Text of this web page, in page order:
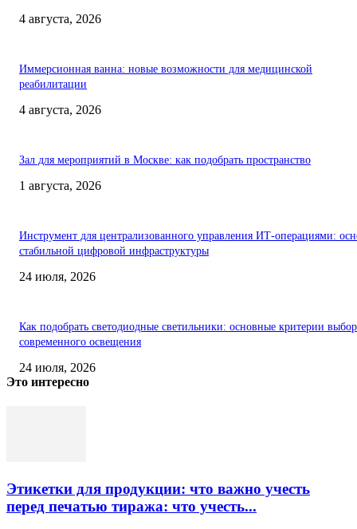
4 августа, 2026
Иммерсионная ванна: новые возможности для медицинской
реабилитации
4 августа, 2026
Зал для мероприятий в Москве: как подобрать пространство
1 августа, 2026
Инструмент для централизованного управления ИТ-операциями:
стабильной цифровой инфраструктуры
24 июля, 2026
Как подобрать светодиодные светильники: основные критерии
современного освещения
24 июля, 2026
Это интересно
Этикетки для продукции: что важно учесть
перед печатью тиража: что учесть...